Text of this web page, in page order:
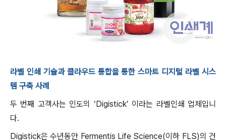
라벨 인쇄 기술과 클라우드 통합을 통한 스마트 디지털 라벨 시스
템 구축 사례
두 번째 고객사는 인도의 ‘Digistick’ 이라는 라벨인쇄 업체입니
다.
Digistick은 수년동안 Fermentis Life Science(이하 FLS)의 건